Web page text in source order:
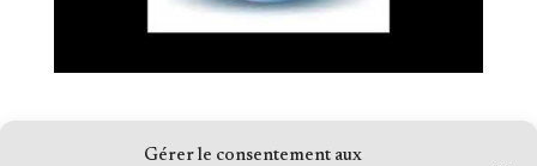
Gérer le consentement aux